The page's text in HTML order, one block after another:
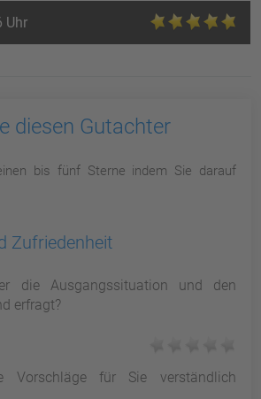
Uhr
diesen Gutachter
bis fünf Sterne indem Sie darauf
Zufriedenheit
die Ausgangssituation und den
erfragt?
Vorschläge für Sie verständlich